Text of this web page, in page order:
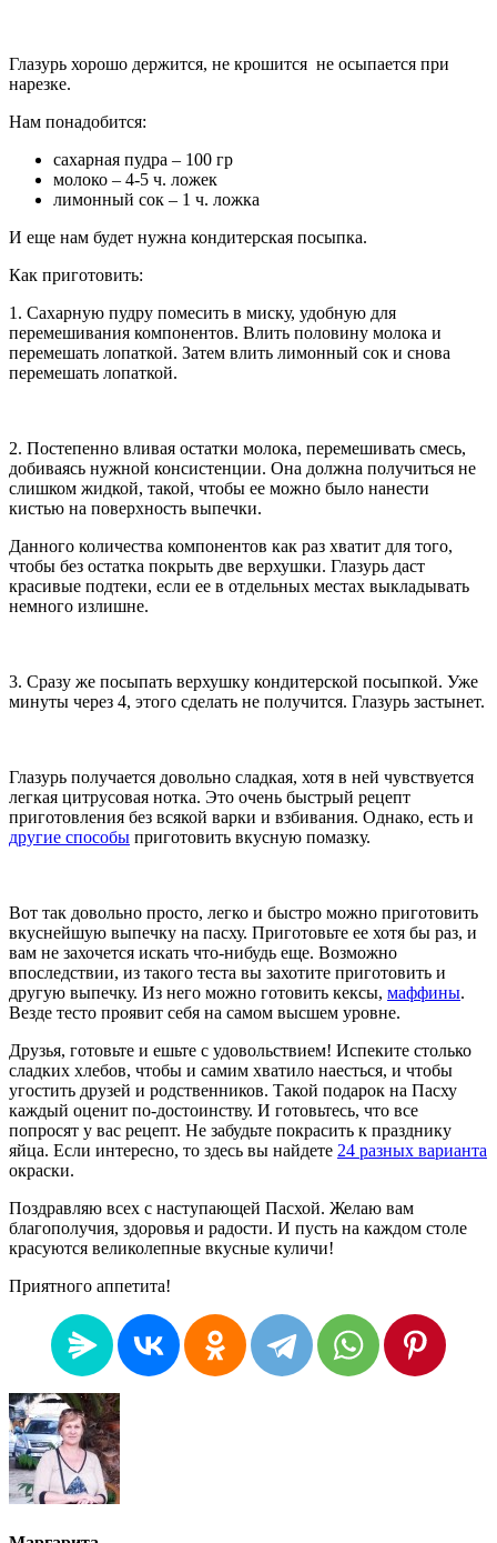
Глазурь хорошо держится, не крошится не осыпается при
нарезке.
Нам понадобится:
сахарная пудра – 100 гр
молоко – 4-5 ч. ложек
лимонный сок – 1 ч. ложка
И еще нам будет нужна кондитерская посыпка.
Как приготовить:
1. Сахарную пудру помесить в миску, удобную для
перемешивания компонентов. Влить половину молока и
перемешать лопаткой. Затем влить лимонный сок и снова
перемешать лопаткой.
2. Постепенно вливая остатки молока, перемешивать смесь,
добиваясь нужной консистенции. Она должна получиться не
слишком жидкой, такой, чтобы ее можно было нанести
кистью на поверхность выпечки.
Данного количества компонентов как раз хватит для того,
чтобы без остатка покрыть две верхушки. Глазурь даст
красивые подтеки, если ее в отдельных местах выкладывать
немного излишне.
3. Сразу же посыпать верхушку кондитерской посыпкой. Уже
минуты через 4, этого сделать не получится. Глазурь застынет.
Глазурь получается довольно сладкая, хотя в ней чувствуется
легкая цитрусовая нотка. Это очень быстрый рецепт
приготовления без всякой варки и взбивания. Однако, есть и
другие способы приготовить вкусную помазку.
Вот так довольно просто, легко и быстро можно приготовить
вкуснейшую выпечку на пасху. Приготовьте ее хотя бы раз, и
вам не захочется искать что-нибудь еще. Возможно
впоследствии, из такого теста вы захотите приготовить и
другую выпечку. Из него можно готовить кексы, маффины.
Везде тесто проявит себя на самом высшем уровне.
Друзья, готовьте и ешьте с удовольствием! Испеките столько
сладких хлебов, чтобы и самим хватило наесться, и чтобы
угостить друзей и родственников. Такой подарок на Пасху
каждый оценит по-достоинству. И готовьтесь, что все
попросят у вас рецепт. Не забудьте покрасить к празднику
яйца. Если интересно, то здесь вы найдете 24 разных варианта
окраски.
Поздравляю всех с наступающей Пасхой. Желаю вам
благополучия, здоровья и радости. И пусть на каждом столе
красуются великолепные вкусные куличи!
Приятного аппетита!